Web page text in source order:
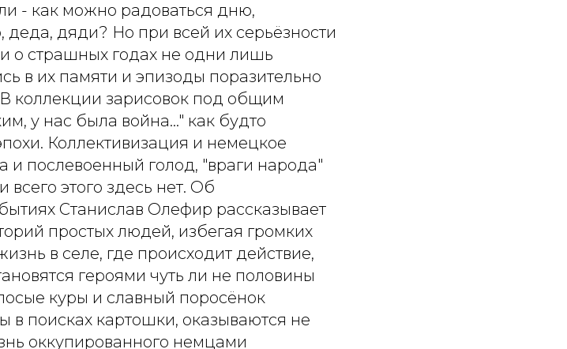
- как можно радоваться дню,
дяди? Но при всей их серьёзности
о страшных годах не одни лишь
в их памяти и эпизоды поразительно
коллекции зарисовок под общим
у нас была война…" как будто
Коллективизация и немецкое
и послевоенный голод, "враги народа"
всего этого здесь нет. Об
Станислав Олефир рассказывает
простых людей, избегая громких
в селе, где происходит действие,
героями чуть ли не половины
куры и славный поросёнок
поисках картошки, оказываются не
оккупированного немцами